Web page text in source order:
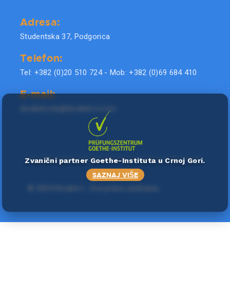
Adresa:
Studentska 37, Podgorica
Telefon:
Tel: +382 (0)20 510 724 - Mob: +382 (0)69 684 410
E-mail:
Zvanični partner Goethe-Instituta u Crnoj Gori.
SAZNAJ VIŠE